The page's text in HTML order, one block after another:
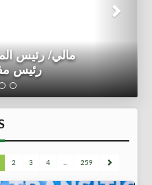
مالي/ رئيس
رئيس
2 3 4 ... 259